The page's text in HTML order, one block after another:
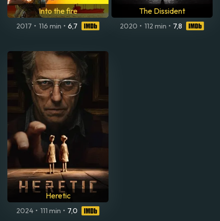
Into the fire
2017 • 116 min • 6,7
The Dissident
2020 • 112 min • 7,8
Heretic
2024 • 111 min • 7,0